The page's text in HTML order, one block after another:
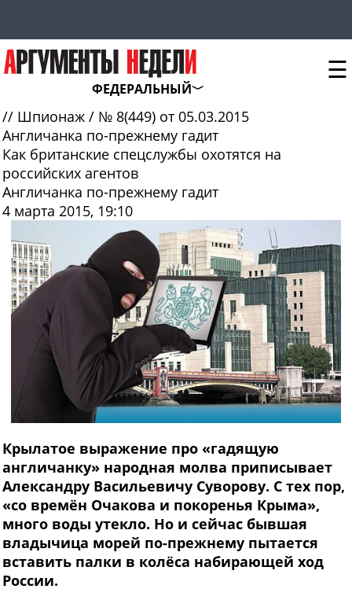
ФЕДЕРАЛЬНЫЙ
☰
// Шпионаж / № 8(449) от 05.03.2015
Англичанка по-прежнему гадит
Как британские спецслужбы охотятся на
российских агентов
Англичанка по-прежнему гадит
4 марта 2015, 19:10
Крылатое выражение про «гадящую
англичанку» народная молва приписывает
Александру Васильевичу Суворову. С тех пор,
«со времён Очакова и покоренья Крыма»,
много воды утекло. Но и сейчас бывшая
владычица морей по-прежнему пытается
вставить палки в колёса набирающей ход
России.